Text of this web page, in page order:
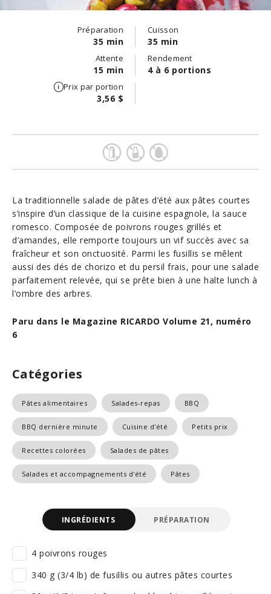
Préparation
35 min
Cuisson
35 min
Attente
15 min
Rendement
4 à 6 portions
Prix par portion
3,56 $
La traditionnelle salade de pâtes d’été aux pâtes courtes
s’inspire d’un classique de la cuisine espagnole, la sauce
romesco. Composée de poivrons rouges grillés et
d’amandes, elle remporte toujours un vif succès avec sa
fraîcheur et son onctuosité. Parmi les fusillis se mêlent
aussi des dés de chorizo et du persil frais, pour une salade
parfaitement relevée, qui se prête bien à une halte lunch à
l’ombre des arbres.
Paru dans le Magazine RICARDO Volume 21, numéro
6
Catégories
Pâtes alimentaires Salades-repas BBQ
BBQ dernière minute Cuisine d'été Petits prix
Recettes colorées Salades de pâtes
Salades et accompagnements d'été Pâtes
INGRÉDIENTS PRÉPARATION
4 poivrons rouges
340 g (3/4 lb) de fusillis ou autres pâtes courtes